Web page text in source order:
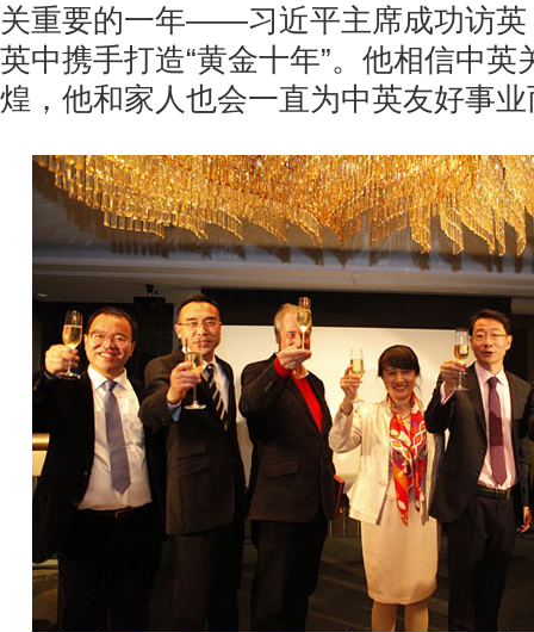
关重要的一年——习近平主席成功访英
英中携手打造“黄金十年”。他相信中英
煌，他和家人也会一直为中英友好事